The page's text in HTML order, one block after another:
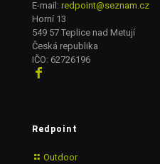
E-mail: redpoint@seznam.cz
Horní 13
549 57 Teplice nad Metují
Česká republika
IČO: 62726196
Redpoint
Outdoor